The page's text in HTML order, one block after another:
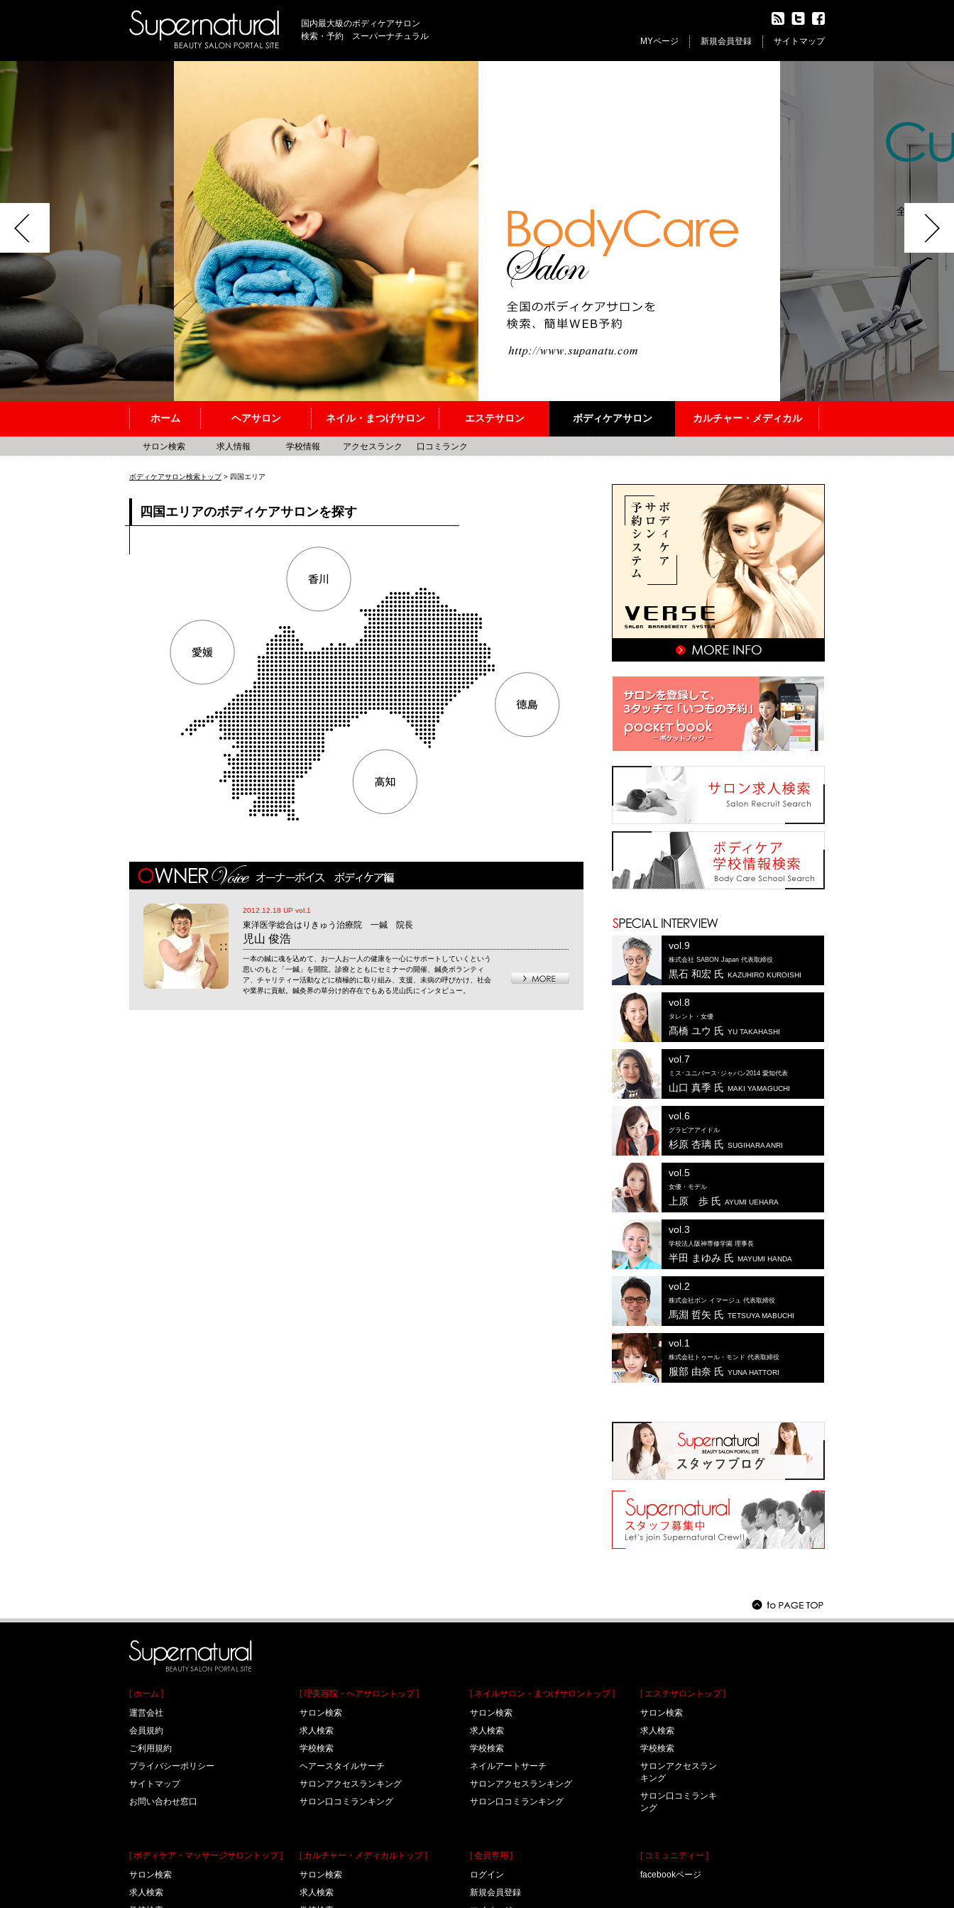
国内最大級のボディケアサロン
検索・予約 スーパーナチュラル
サイトマップ
新規会員登録
MYページ
ホーム ヘアサロン ネイル・まつげサロン エステサロン ボディケアサロン カルチャー・メディカル
サロン検索 求人情報 学校情報 アクセスランク 口コミランク
ボディケアサロン検索トップ> 四国エリア
四国エリアのボディケアサロンを探す
2012.12.18 UP vol.1
東洋医学総合はりきゅう治療院 一鍼 院長
児山 俊浩
一本の鍼に魂を込めて、お一人お一人の健康を一心にサポートしていくという
思いのもと「一鍼」を開院。診療とともにセミナーの開催、鍼灸ボランティ
ア、チャリティー活動などに積極的に取り組み、支援、未病の呼びかけ、社会
や業界に貢献。鍼灸界の草分け的存在でもある児山氏にインタビュー。
vol.9
株式会社 SABON Japan 代表取締役
黒石 和宏 氏 KAZUHIRO KUROISHI
vol.8
タレント・女優
髙橋 ユウ 氏 YU TAKAHASHI
vol.7
ミス･ユニバース･ジャパン2014 愛知代表
山口 真季 氏 MAKI YAMAGUCHI
vol.6
グラビアアイドル
杉原 杏璃 氏 SUGIHARA ANRI
vol.5
女優・モデル
上原 歩 氏 AYUMI UEHARA
vol.3
学校法人阪神専修学園 理事長
半田 まゆみ 氏 MAYUMI HANDA
vol.2
株式会社ボン イマージュ 代表取締役
馬淵 哲矢 氏 TETSUYA MABUCHI
vol.1
株式会社トゥール・モンド 代表取締役
服部 由奈 氏 YUNA HATTORI
[ ホーム ]
運営会社
会員規約
ご利用規約
プライバシーポリシー
サイトマップ
お問い合わせ窓口
[ ボディケア・マッサージサロントップ ]
サロン検索
求人検索
[ 理美容院・ヘアサロントップ ]
サロン検索
求人検索
学校検索
ヘアースタイルサーチ
サロンアクセスランキング
サロン口コミランキング
[ カルチャー・メディカルトップ ]
サロン検索
求人検索
[ ネイルサロン・まつげサロントップ ]
サロン検索
求人検索
学校検索
ネイルアートサーチ
サロンアクセスランキング
サロン口コミランキング
[ 会員専用 ]
ログイン
新規会員登録
[ エステサロントップ ]
サロン検索
求人検索
学校検索
サロンアクセスラン
キング
サロン口コミランキ
ング
[ コミュニティー ]
facebookページ